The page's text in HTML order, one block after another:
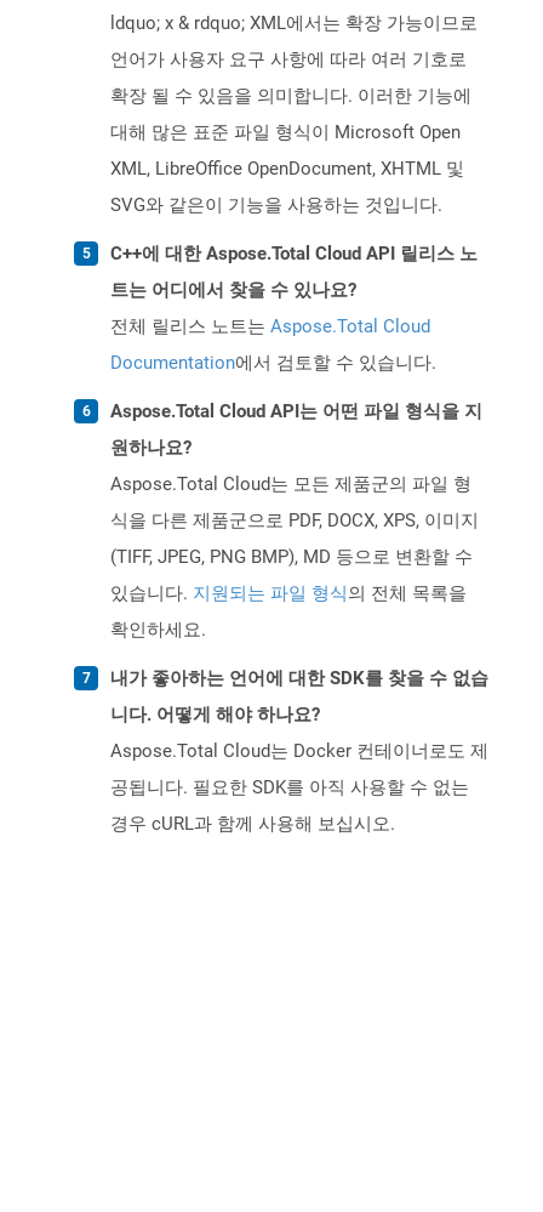
ldquo; x & rdquo; XML에서는 확장 가능이므로
언어가 사용자 요구 사항에 따라 여러 기호로
확장 될 수 있음을 의미합니다. 이러한 기능에
대해 많은 표준 파일 형식이 Microsoft Open
XML, LibreOffice OpenDocument, XHTML 및
SVG와 같은이 기능을 사용하는 것입니다.
C++에 대한 Aspose.Total Cloud API 릴리스 노
트는 어디에서 찾을 수 있나요?
전체 릴리스 노트는 Aspose.Total Cloud
Documentation에서 검토할 수 있습니다.
Aspose.Total Cloud API는 어떤 파일 형식을 지
원하나요?
Aspose.Total Cloud는 모든 제품군의 파일 형
식을 다른 제품군으로 PDF, DOCX, XPS, 이미지
(TIFF, JPEG, PNG BMP), MD 등으로 변환할 수
있습니다. 지원되는 파일 형식의 전체 목록을
확인하세요.
내가 좋아하는 언어에 대한 SDK를 찾을 수 없습
니다. 어떻게 해야 하나요?
Aspose.Total Cloud는 Docker 컨테이너로도 제
공됩니다. 필요한 SDK를 아직 사용할 수 없는
경우 cURL과 함께 사용해 보십시오.